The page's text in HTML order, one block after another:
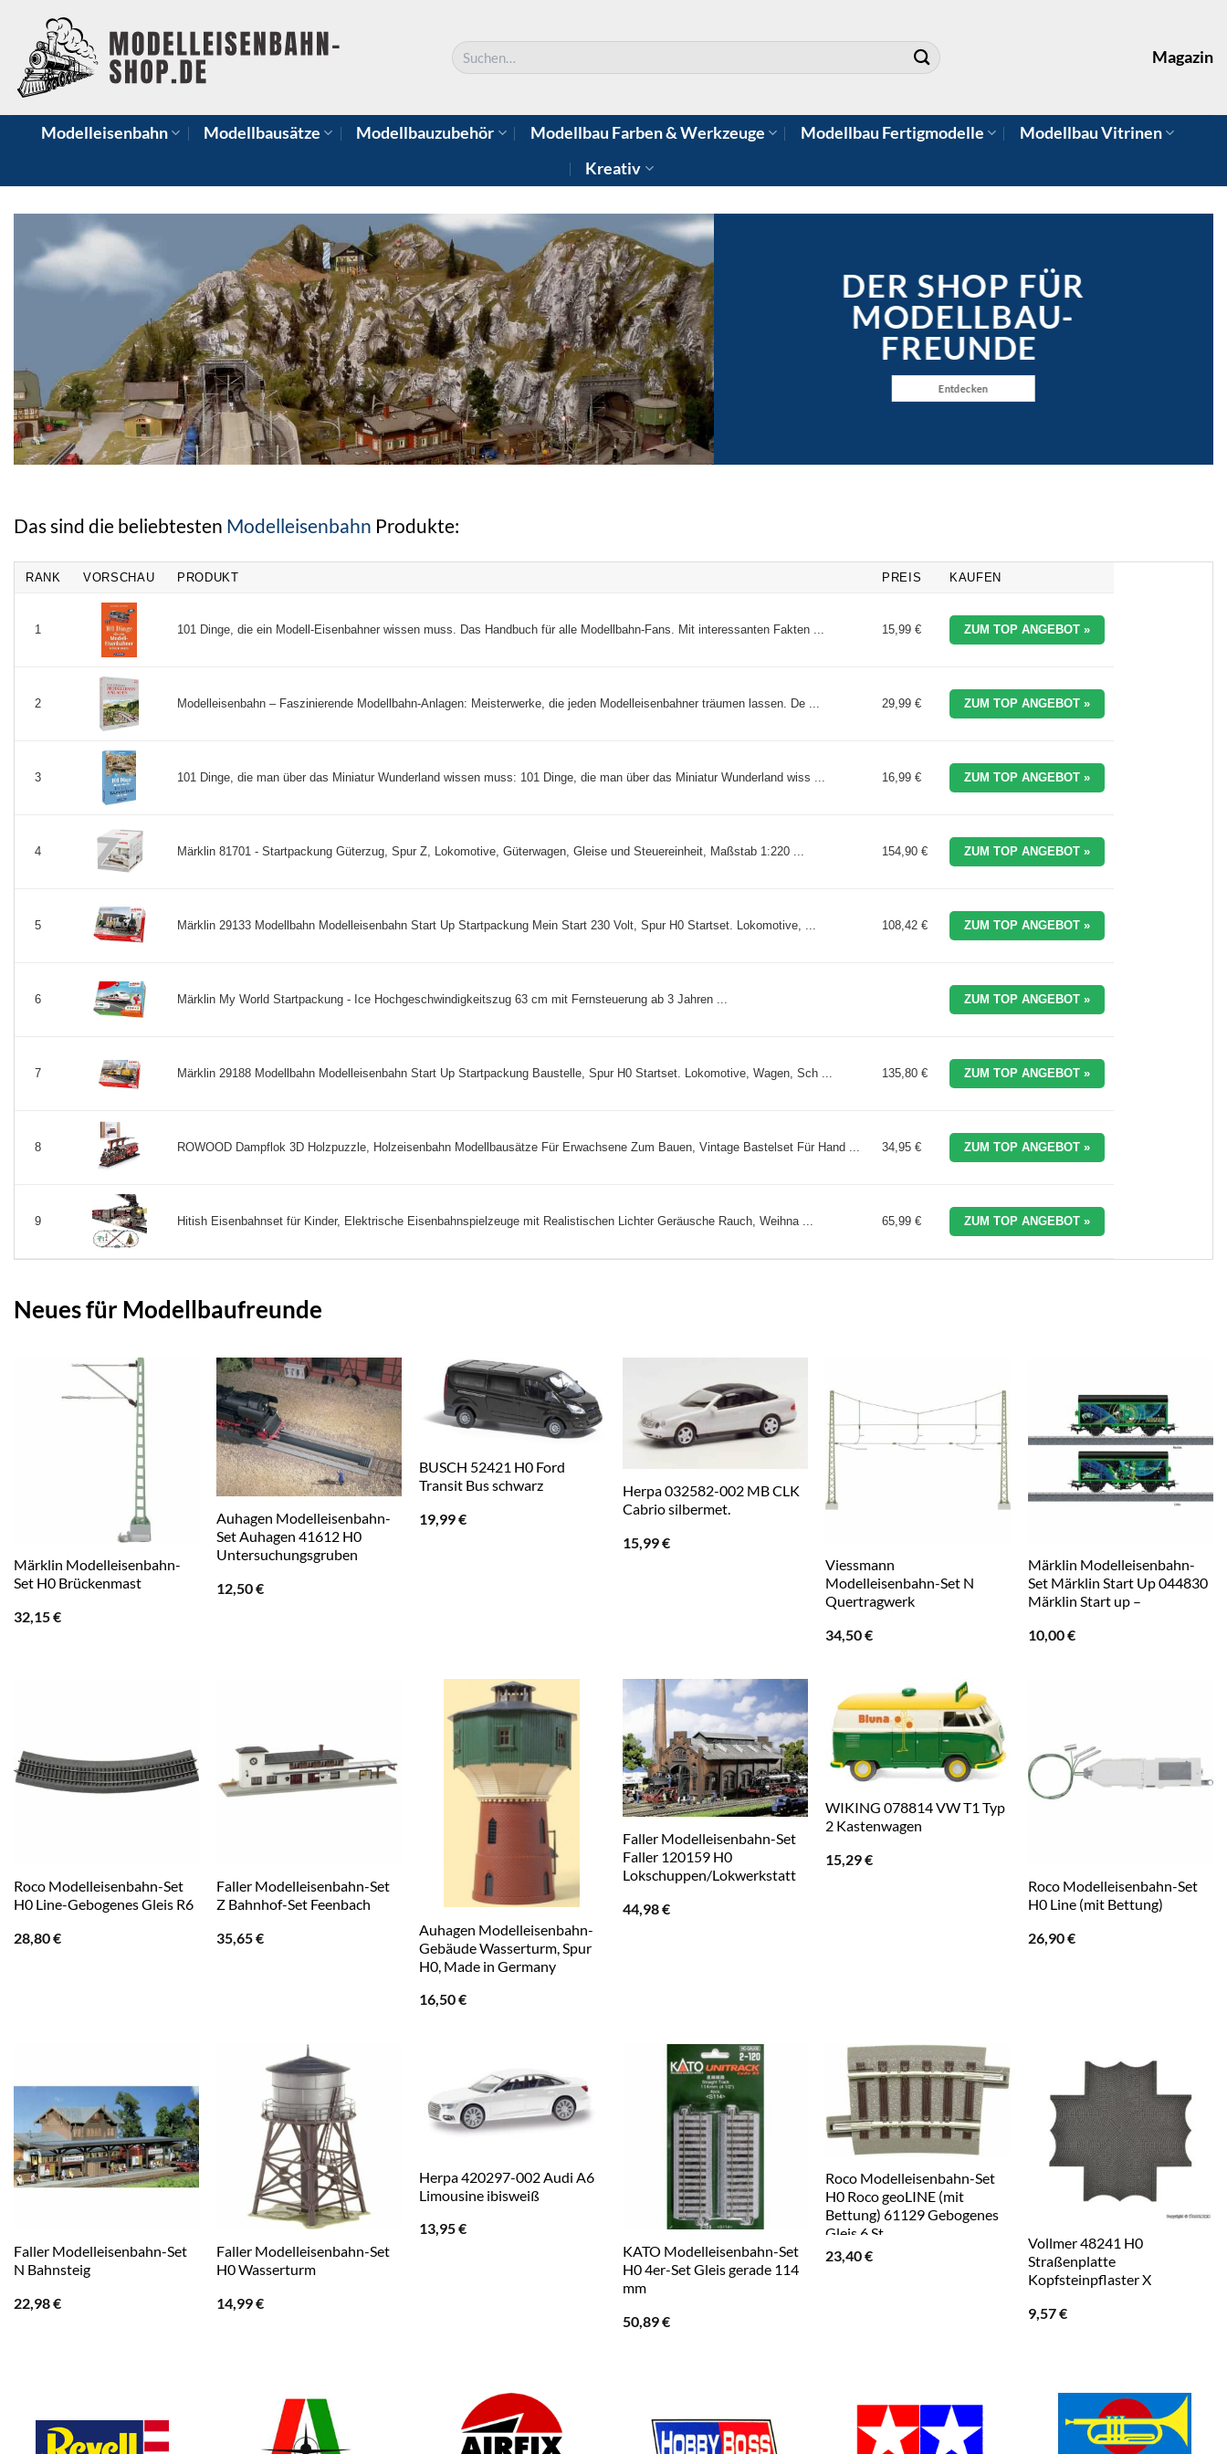
Inhalt
springen
Suchen
nach:
Magazin
Modelleisenbahn Modellbausätze Modellbauzubehör Modellbau Farben & Werkzeuge Modellbau Fertigmodelle
Modellbau Vitrinen
Kreativ
DER SHOP FÜR
MODELLBAU-
FREUNDE
Entdecken
Das sind die beliebtesten Modelleisenbahn Produkte:
RANK VORSCHAU PRODUKT PREIS KAUFEN
1 101 Dinge, die ein Modell-Eisenbahner wissen muss. Das Handbuch für alle Modellbahn-Fans. Mit interessanten Fakten ... 15,99 € ZUM TOP ANGEBOT »
2 Modelleisenbahn – Faszinierende Modellbahn-Anlagen: Meisterwerke, die jeden Modelleisenbahner träumen lassen. De ... 29,99 € ZUM TOP ANGEBOT »
3 101 Dinge, die man über das Miniatur Wunderland wissen muss: 101 Dinge, die man über das Miniatur Wunderland wiss ... 16,99 € ZUM TOP ANGEBOT »
4 Märklin 81701 - Startpackung Güterzug, Spur Z, Lokomotive, Güterwagen, Gleise und Steuereinheit, Maßstab 1:220 ... 154,90 € ZUM TOP ANGEBOT »
5 Märklin 29133 Modellbahn Modelleisenbahn Start Up Startpackung Mein Start 230 Volt, Spur H0 Startset. Lokomotive, ... 108,42 € ZUM TOP ANGEBOT »
6 Märklin My World Startpackung - Ice Hochgeschwindigkeitszug 63 cm mit Fernsteuerung ab 3 Jahren ... ZUM TOP ANGEBOT »
7 Märklin 29188 Modellbahn Modelleisenbahn Start Up Startpackung Baustelle, Spur H0 Startset. Lokomotive, Wagen, Sch ... 135,80 € ZUM TOP ANGEBOT »
8 ROWOOD Dampflok 3D Holzpuzzle, Holzeisenbahn Modellbausätze Für Erwachsene Zum Bauen, Vintage Bastelset Für Hand ... 34,95 € ZUM TOP ANGEBOT »
9 Hitish Eisenbahnset für Kinder, Elektrische Eisenbahnspielzeuge mit Realistischen Lichter Geräusche Rauch, Weihna ... 65,99 € ZUM TOP ANGEBOT »
Neues für Modellbaufreunde
Märklin Modelleisenbahn-
Set H0 Brückenmast
32,15€
Auhagen Modelleisenbahn-
Set Auhagen 41612 H0
Untersuchungsgruben
12,50€
BUSCH 52421 H0 Ford
Transit Bus schwarz
19,99€
Herpa 032582-002 MB CLK
Cabrio silbermet.
15,99€
Viessmann
Modelleisenbahn-Set N
Quertragwerk
34,50€
Märklin Modelleisenbahn-
Set Märklin Start Up 044830
Märklin Start up –
10,00€
Roco Modelleisenbahn-Set
H0 Line-Gebogenes Gleis R6
28,80€
Faller Modelleisenbahn-Set
Z Bahnhof-Set Feenbach
35,65€
Auhagen Modelleisenbahn-
Gebäude Wasserturm, Spur
H0, Made in Germany
16,50€
Faller Modelleisenbahn-Set
Faller 120159 H0
Lokschuppen/Lokwerkstatt
44,98€
WIKING 078814 VW T1 Typ
2 Kastenwagen
15,29€
Roco Modelleisenbahn-Set
H0 Line (mit Bettung)
26,90€
Faller Modelleisenbahn-Set
N Bahnsteig
22,98€
Faller Modelleisenbahn-Set
H0 Wasserturm
14,99€
Herpa 420297-002 Audi A6
Limousine ibisweiß
13,95€
KATO Modelleisenbahn-Set
H0 4er-Set Gleis gerade 114
mm
50,89€
Roco Modelleisenbahn-Set
H0 Roco geoLINE (mit
Bettung) 61129 Gebogenes
Gleis 6 St.
23,40€
Vollmer 48241 H0
Straßenplatte
Kopfsteinpflaster X
9,57€